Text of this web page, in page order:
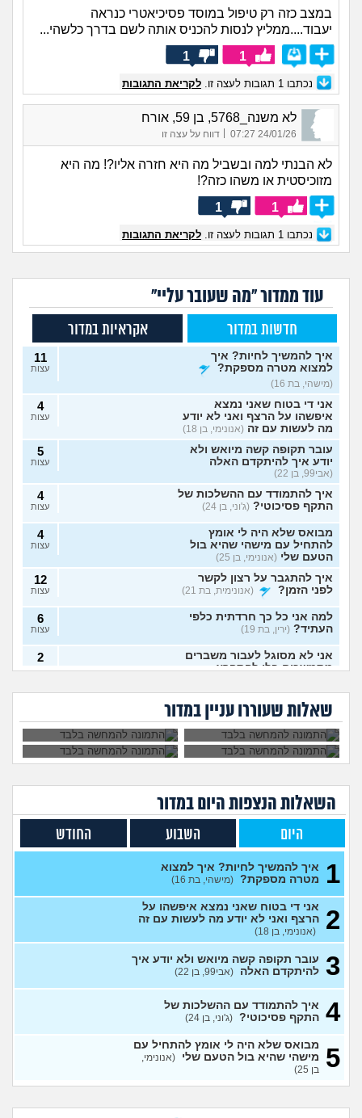
במצב כזה רק טיפול במוסד פסיכיאטרי כנראה
יעבוד....ממליץ לנסות להכניס אותה לשם בדרך כלשהי...
1
1
נכתבו 1 תגובות לעצה זו. לקריאת התגובות
לא משנה_5768, בן 59, אורח
24/01/26 07:27
| דווח על עצה זו
לא הבנתי למה ובשביל מה היא חזרה אליו?! מה היא
מזוכיסטית או משהו כזה?!
1
1
נכתבו 1 תגובות לעצה זו. לקריאת התגובות
עוד ממדור "מה שעובר עליי"
חדשות במדור אקראיות במדור
איך להמשיך לחיות? איך
למצוא מטרה מספקת?
(מישהי, בת 16)
11
עצות
אני די בטוח שאני נמצא
איפשהו על הרצף ואני לא יודע
מה לעשות עם זה (אנונימי, בן 18)
4
עצות
עובר תקופה קשה מיואש ולא
יודע איך להיתקדם האלה
(אבי99, בן 22)
5
עצות
איך להתמודד עם ההשלכות של
התקף פסיכוטי? (ג'וני, בן 24)
4
עצות
מבואס שלא היה לי אומץ
להתחיל עם מישהי שהיא בול
הטעם שלי (אנונימי, בן 25)
4
עצות
איך להתגבר על רצון לקשר
לפני הזמן?
(אנונימית, בת 21)
12
עצות
למה אני כל כך חרדתית כלפי
העתיד? (ירין, בת 19)
6
עצות
אני לא מסוגל לעבור משברים
מתמשכים בלי להתפרץ
2
בעלי חסר רגשות באופן מדאיג
(אנונימית, בת 33)
מרגיש תקוע בחיים, איך
להתמודד? (zak, בן 25)
2
(אנוני, בת 18)
איך לספר לבן זוג שלי על
תקיפה מינית?
5
אני כבר לא נער. והזמן טס
למה אני לא מקבל את זה שאני
כבר לא ילד יותר? (היו זמנים
חושב להתאשפז *שוב* מרצון,
או לשכב באמצע הרחוב
(asdasd, בן 30)
מה לדעתכם אני צריך לעשות?
אני באמת שונא לקום כל יום
לעבוד
(אזרח, בן 20)
נקלעתי לעימות פיזי
(דורון,
נזכר במעשים מביכים מתקופה
רעה (אף_אחד, בן 29)
שאלות שעוררו עניין במדור
הגיוני שפסיכיאטר
מה קורה אם עוברים
בלילה?
גיליתי שאני סובל מ
OCD, איך להתמודד
עם הדיכאון?
למי אפשר לפנות כדי
במדינת ישראל? אבל
באמת?
השאלות הנצפות היוםבמדור
היום השבוע החודש
1
איך להמשיך לחיות? איך למצוא
מטרה מספקת? (מישהי, בת 16)
2
אני די בטוח שאני נמצא איפשהו על
הרצף ואני לא יודע מה לעשות עם זה
(אנונימי, בן 18)
3 עובר תקופה קשה מיואש ולא יודע איך
להיתקדם האלה (אבי99, בן 22)
4 איך להתמודד עם ההשלכות של
התקף פסיכוטי? (ג'וני, בן 24)
5
מבואס שלא היה לי אומץ להתחיל עם
מישהי שהיא בול הטעם שלי (אנונימי,
בן 25)